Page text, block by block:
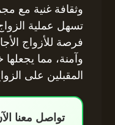
وثقافة غنية مع
تسهل عملية
فرصة للأزواج
وآمنة، مما يجعلها
المقبلين على
تواصل معنا